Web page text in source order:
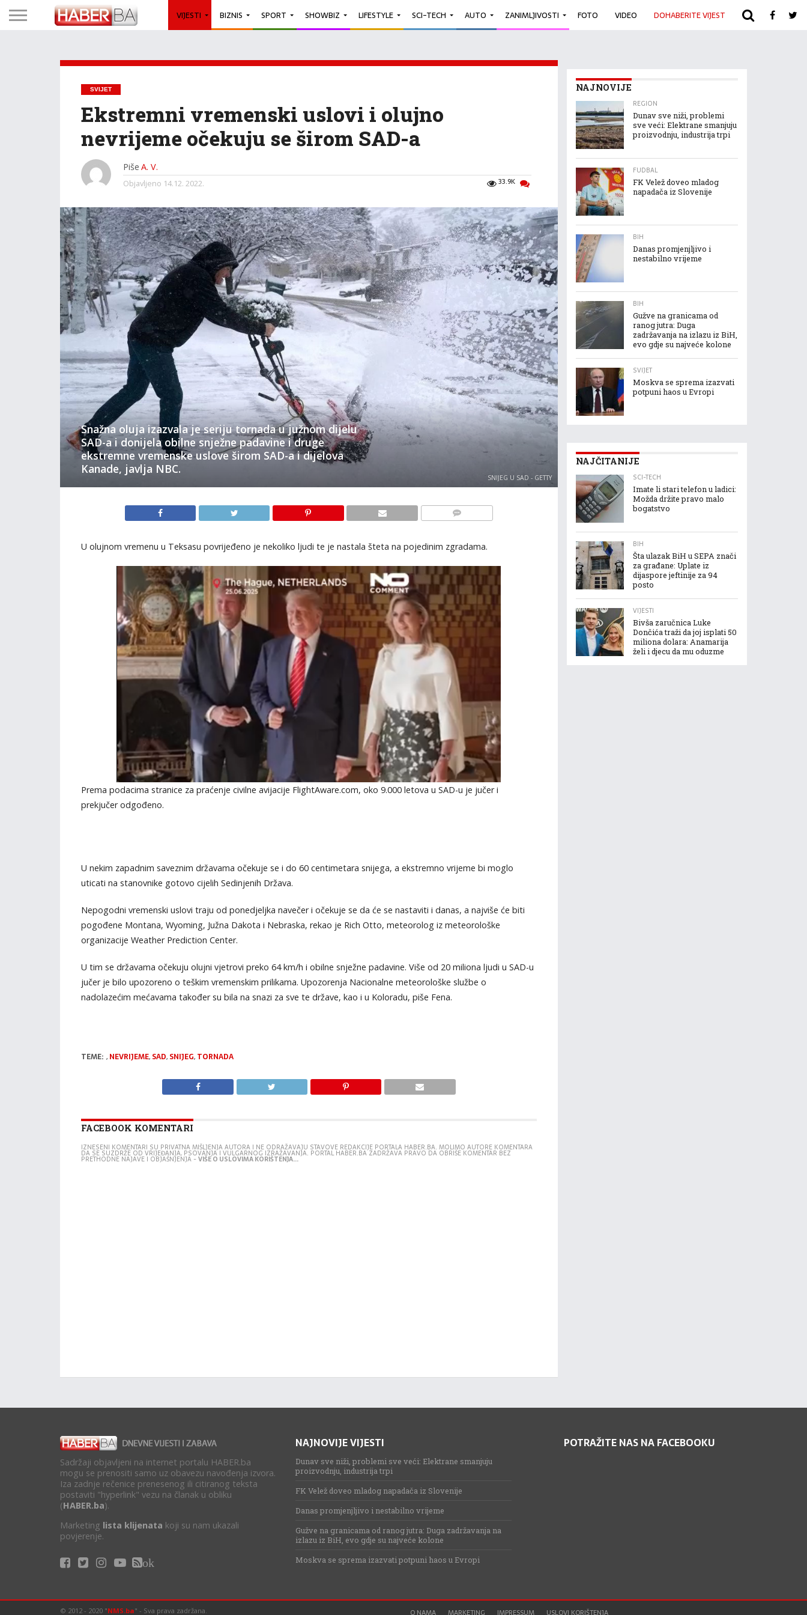
VIJESTI BIZNIS SPORT SHOWBIZ LIFESTYLE SCI-TECH AUTO ZANIMLJIVOSTI FOTO VIDEO DOHABERITE VIJEST ARHIVA
SVIJET
Ekstremni vremenski uslovi i olujno
nevrijeme očekuju se širom SAD-a
Piše A. V.
33.9K
Objavljeno 14.12. 2022.
Snažna oluja izazvala je seriju tornada u južnom dijelu
SAD-a i donijela obilne snježne padavine i druge
ekstremne vremenske uslove širom SAD-a i dijelova
Kanade, javlja NBC.
SNIJEG U SAD - GETTY
U olujnom vremenu u Teksasu povrijeđeno je nekoliko ljudi te je nastala šteta na pojedinim zgradama.
Prema podacima stranice za praćenje civilne avijacije FlightAware.com, oko 9.000 letova u SAD-u je jučer i
prekjučer odgođeno.
U nekim zapadnim saveznim državama očekuje se i do 60 centimetara snijega, a ekstremno vrijeme bi moglo
uticati na stanovnike gotovo cijelih Sedinjenih Država.
Nepogodni vremenski uslovi traju od ponedjeljka navečer i očekuje se da će se nastaviti i danas, a najviše će biti
pogođene Montana, Wyoming, Južna Dakota i Nebraska, rekao je Rich Otto, meteorolog iz meteorološke
organizacije Weather Prediction Center.
U tim se državama očekuju olujni vjetrovi preko 64 km/h i obilne snježne padavine. Više od 20 miliona ljudi u SAD-u
jučer je bilo upozoreno o teškim vremenskim prilikama. Upozorenja Nacionalne meteorološke službe o
nadolazećim mećavama također su bila na snazi za sve te države, kao i u Koloradu, piše Fena.
TEME: , NEVRIJEME, SAD, SNIJEG, TORNADA
FACEBOOK KOMENTARI
IZNESENI KOMENTARI SU PRIVATNA MIŠLJENJA AUTORA I NE ODRAŽAVAJU STAVOVE REDAKCIJE PORTALA HABER.BA. MOLIMO AUTORE KOMENTARA
DA SE SUZDRŽE OD VRIJEĐANJA, PSOVANJA I VULGARNOG IZRAŽAVANJA. PORTAL HABER.BA ZADRŽAVA PRAVO DA OBRIŠE KOMENTAR BEZ
PRETHODNE NAJAVE I OBJAŠNJENJA -VIŠE O USLOVIMA KORIŠTENJA...
NAJNOVIJE
REGION
Dunav sve niži, problemi
sve veći: Elektrane smanjuju
proizvodnju, industrija trpi
FUDBAL
FK Velež doveo mladog
napadača iz Slovenije
BIH
Danas promjenjljivo i
nestabilno vrijeme
BIH
Gužve na granicama od
ranog jutra: Duga
zadržavanja na izlazu iz BiH,
evo gdje su najveće kolone
SVIJET
Moskva se sprema izazvati
potpuni haos u Evropi
NAJČITANIJE
SCI-TECH
Imate li stari telefon u ladici:
Možda držite pravo malo
bogatstvo
BIH
Šta ulazak BiH u SEPA znači
za građane: Uplate iz
dijaspore jeftinije za 94
posto
VIJESTI
Bivša zaručnica Luke
Dončića traži da joj isplati 50
miliona dolara: Anamarija
želi i djecu da mu oduzme
Sadržaji objavljeni na internet portalu HABER.ba
mogu se prenositi samo uz obavezu navođenja izvora.
Iza zadnje rečenice prenesenog ili citiranog teksta
postaviti "hyperlink" vezu na članak u obliku
(HABER.ba).
Marketing lista klijenata koji su nam ukazali
povjerenje.
ok
NAJNOVIJE VIJESTI
Dunav sve niži, problemi sve veći: Elektrane smanjuju
proizvodnju, industrija trpi
FK Velež doveo mladog napadača iz Slovenije
Danas promjenjljivo i nestabilno vrijeme
Gužve na granicama od ranog jutra: Duga zadržavanja na
izlazu iz BiH, evo gdje su najveće kolone
Moskva se sprema izazvati potpuni haos u Evropi
POTRAŽITE NAS NA FACEBOOKU
O NAMA MARKETING IMPRESSUM USLOVI KORIŠTENJA
© 2012 - 2020 "NMS.ba" - Sva prava zadržana.